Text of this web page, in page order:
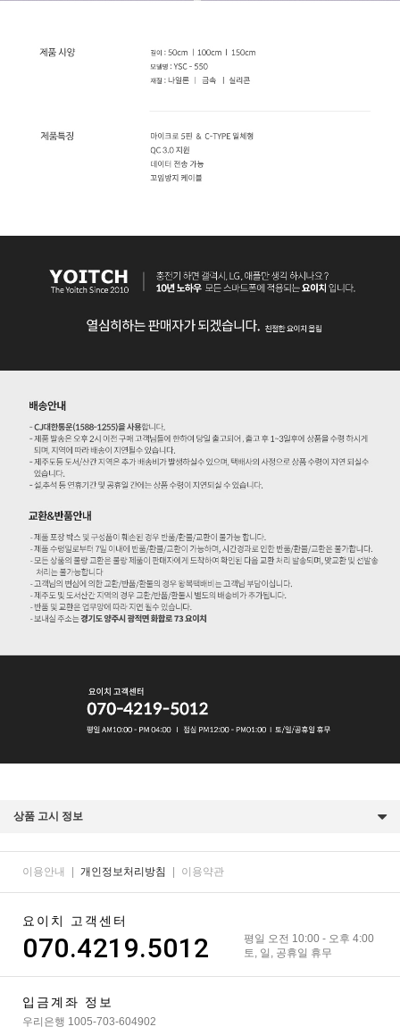
상품 고시 정보
이용안내 개인정보처리방침 이용약관
요이치 고객센터
070.4219.5012
평일 오전 10:00 - 오후 4:00
토, 일, 공휴일 휴무
입금계좌 정보
우리은행 1005-703-604902